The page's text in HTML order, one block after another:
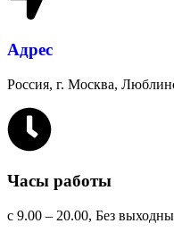
Адрес
Россия, г. Москва,
Часы работы
с 9.00 – 20.00, Без